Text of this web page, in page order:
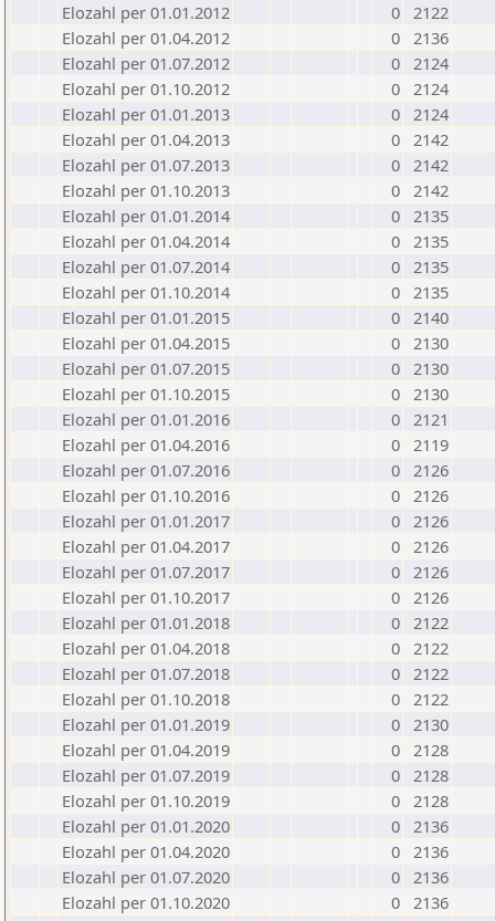
Elozahl per 01.01.2012
0 2122
Elozahl per 01.04.2012
0 2136
Elozahl per 01.07.2012
0 2124
Elozahl per 01.10.2012
0 2124
Elozahl per 01.01.2013
0 2124
Elozahl per 01.04.2013
0 2142
Elozahl per 01.07.2013
0 2142
Elozahl per 01.10.2013
0 2142
Elozahl per 01.01.2014
0 2135
Elozahl per 01.04.2014
0 2135
Elozahl per 01.07.2014
0 2135
Elozahl per 01.10.2014
0 2135
Elozahl per 01.01.2015
0 2140
Elozahl per 01.04.2015
0 2130
Elozahl per 01.07.2015
0 2130
Elozahl per 01.10.2015
0 2130
Elozahl per 01.01.2016
0 2121
Elozahl per 01.04.2016
0 2119
Elozahl per 01.07.2016
0 2126
Elozahl per 01.10.2016
0 2126
Elozahl per 01.01.2017
0 2126
Elozahl per 01.04.2017
0 2126
Elozahl per 01.07.2017
0 2126
Elozahl per 01.10.2017
0 2126
Elozahl per 01.01.2018
0 2122
Elozahl per 01.04.2018
0 2122
Elozahl per 01.07.2018
0 2122
Elozahl per 01.10.2018
0 2122
Elozahl per 01.01.2019
0 2130
Elozahl per 01.04.2019
0 2128
Elozahl per 01.07.2019
0 2128
Elozahl per 01.10.2019
0 2128
Elozahl per 01.01.2020
0 2136
Elozahl per 01.04.2020
0 2136
Elozahl per 01.07.2020
0 2136
Elozahl per 01.10.2020
0 2136